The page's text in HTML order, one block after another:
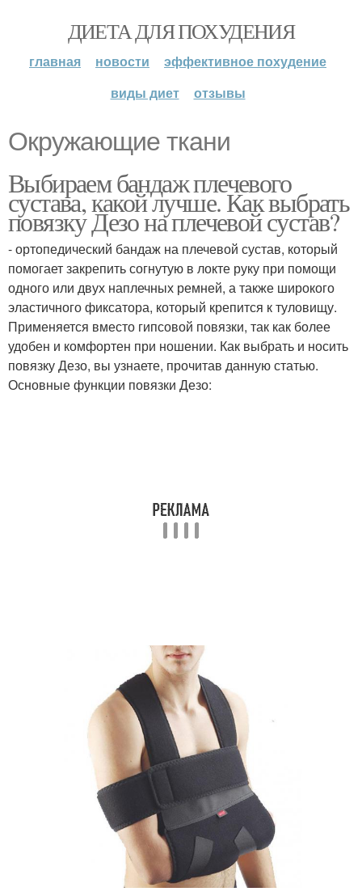
ДИЕТА ДЛЯ ПОХУДЕНИЯ
главная новости
эффективное похудение
виды диет
отзывы
Окружающие ткани
Выбираем бандаж плечевого
сустава, какой лучше. Как выбрать
повязку Дезо на плечевой сустав?
- ортопедический бандаж на плечевой сустав, который
помогает закрепить согнутую в локте руку при помощи
одного или двух наплечных ремней, а также широкого
эластичного фиксатора, который крепится к туловищу.
Применяется вместо гипсовой повязки, так как более
удобен и комфортен при ношении. Как выбрать и носить
повязку Дезо, вы узнаете, прочитав данную статью.
Основные функции повязки Дезо: